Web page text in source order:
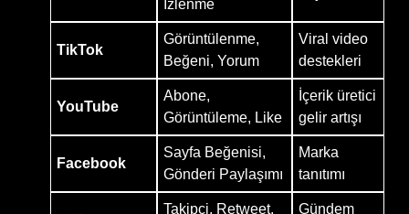
İzlenme
TikTok
Görüntülenme,
Beğeni, Yorum
Viral video
destekleri
YouTube
Abone,
Görüntüleme, Like
İçerik üretici
gelir artışı
Facebook
Sayfa Beğenisi,
Gönderi Paylaşımı
Marka
tanıtımı
Takipçi, Retweet,
Gündem